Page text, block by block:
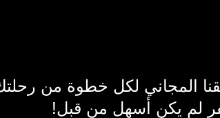
المجاني لكل خطوة من
لم يكن أسهل من قبل!